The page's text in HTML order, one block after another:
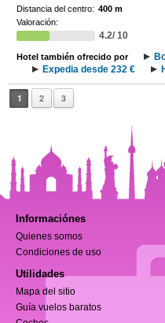
Distancia del centro: 400 m
Valoración:
4.2/ 10
Hotel también ofrecido por
Expedia desde 232 €
1 2 3
Informaciónes
Quienes somos
Condiciones de uso
Utilidades
Mapa del sitio
Guía vuelos baratos